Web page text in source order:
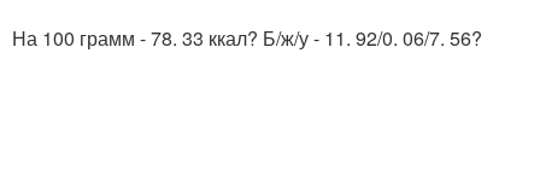
На 100 грамм - 78. 33 ккал? Б/ж/у - 11. 92/0. 06/7. 56?